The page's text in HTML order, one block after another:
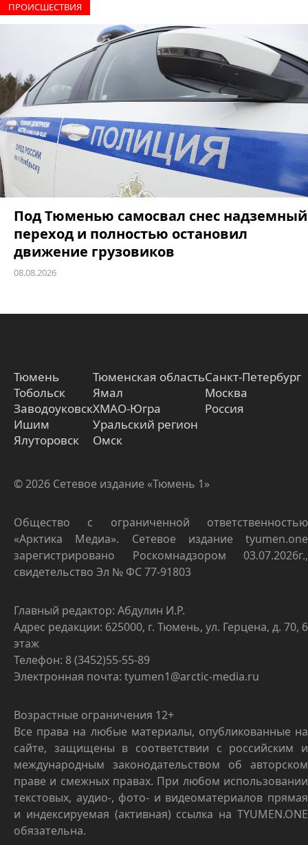
ПРОИCШЕСТВИЯ
Под Тюменью самосвал снес надземный
переход и полностью остановил
движение грузовиков
08.08.2026
Тюмень
Тобольск
Заводоуковск
Ишим
Ялуторовск
Тюменская область
Ямал
ХМАО-Югра
Уральский регион
Омск
Санкт-Петербург
Москва
Россия
© 2026 Сетевое издание «Тюмень 1»
Общество с ограниченной ответственностью
«Арктика Медиа». Сетевое издание tyumen.one
зарегистрировано Роскомнадзором 03.07.2026г.,
свидетельство Эл № ФС 77-91803
Главный редактор: Абдулин И.Р.
Адрес редакции: 625000, г. Тюмень, ул. Герцена, д. 70, 6
этаж
Телефон: 8 (3452)55-55-89
Электронная почта: tyumen1@arctic-media.ru
Возрастные ограничения 12+
Все права на любые материалы, опубликованные на
сайте, защищены в соответствии с российским и
международным законодательством об авторском
праве и смежных правах. При любом использовании
текстовых, аудио-, фото- и видеоматериалов прямая
и индексируемая (активная) ссылка на TYUMEN.ONE
обязательна.